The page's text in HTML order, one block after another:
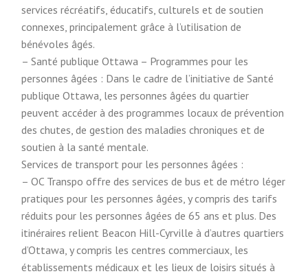
services récréatifs, éducatifs, culturels et de soutien
connexes, principalement grâce à l’utilisation de
bénévoles âgés.
– Santé publique Ottawa – Programmes pour les
personnes âgées : Dans le cadre de l’initiative de Santé
publique Ottawa, les personnes âgées du quartier
peuvent accéder à des programmes locaux de prévention
des chutes, de gestion des maladies chroniques et de
soutien à la santé mentale.
Services de transport pour les personnes âgées :
– OC Transpo offre des services de bus et de métro léger
pratiques pour les personnes âgées, y compris des tarifs
réduits pour les personnes âgées de 65 ans et plus. Des
itinéraires relient Beacon Hill-Cyrville à d’autres quartiers
d’Ottawa, y compris les centres commerciaux, les
établissements médicaux et les lieux de loisirs situés à